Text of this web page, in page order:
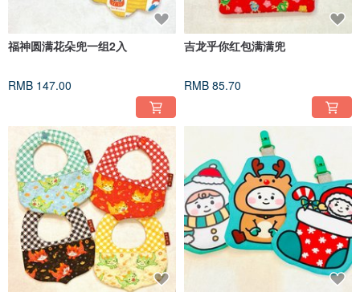
福神圆满花朵兜一组2入
RMB 147.00
吉龙乎你红包满满兜
RMB 85.70